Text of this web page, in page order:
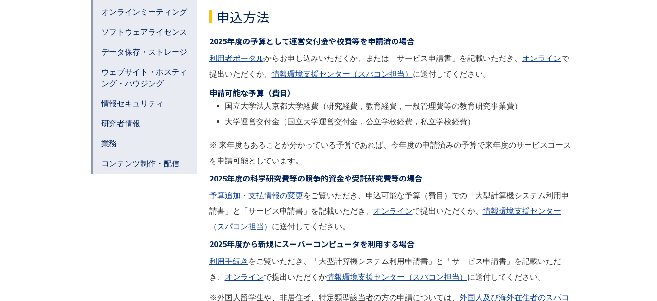
オンラインミーティング
ソフトウェアライセンス
データ保存・ストレージ
ウェブサイト・ホスティ
ング・ハウジング
情報セキュリティ
研究者情報
業務
コンテンツ制作・配信
申込方法
2025年度の予算として運営交付金や校費等を申請済の場合
利用者ポータルからお申し込みいただくか、または「サービス申請書」を記載いただき、 オンラインで
提出いただくか、情報環境支援センター（スパコン担当） に送付してください。
申請可能な予算（費目）
国立大学法人京都大学経費（研究経費，教育経費，一般管理費等の教育研究事業費）
大学運営交付金（国立大学運営交付金，公立学校経費，私立学校経費）
※ 来年度もあることが分かっている予算であれば、今年度の申請済みの予算で来年度のサービスコース
を申請可能としています。
2025年度の科学研究費等の競争的資金や受託研究費等の場合
予算追加・支払情報の変更をご覧いただき、申込可能な予算（費目）での「大型計算機システム利用申
請書」と「サービス申請書」を記載いただき、 オンラインで提出いただくか、情報環境支援センター
（スパコン担当） に送付してください。
2025年度から新規にスーパーコンピュータを利用する場合
利用手続き をご覧いただき、「大型計算機システム利用申請書」と「サービス申請書」を記載いただ
き、 オンラインで提出いただくか情報環境支援センター（スパコン担当） に送付してください。
※外国人留学生や、非居住者、特定類型該当者の方の申請については、 外国人及び海外在住者のスパコ